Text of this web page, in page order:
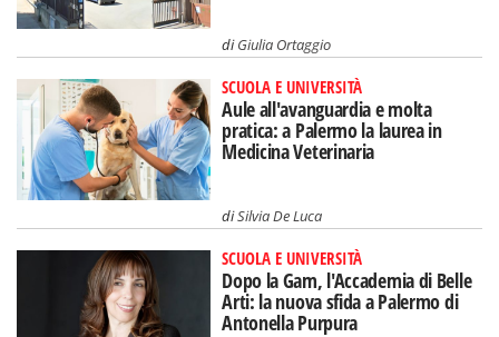
diGiulia Ortaggio
SCUOLA E UNIVERSITÀ
Aule all'avanguardia e molta
pratica: a Palermo la laurea in
Medicina Veterinaria
diSilvia De Luca
SCUOLA E UNIVERSITÀ
Dopo la Gam, l'Accademia di Belle
Arti: la nuova sfida a Palermo di
Antonella Purpura